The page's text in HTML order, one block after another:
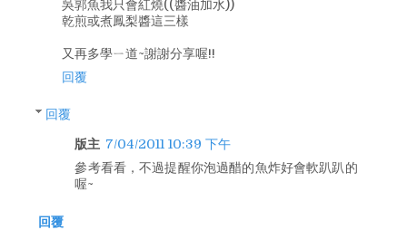
吳郭魚我只會紅燒((醬油加水))
乾煎或煮鳳梨醬這三樣
又再多學ㄧ道~謝謝分享喔!!
回覆
回覆
版主 7/04/2011 10:39 下午
參考看看，不過提醒你泡過醋的魚炸好會軟趴趴的
喔~
回覆